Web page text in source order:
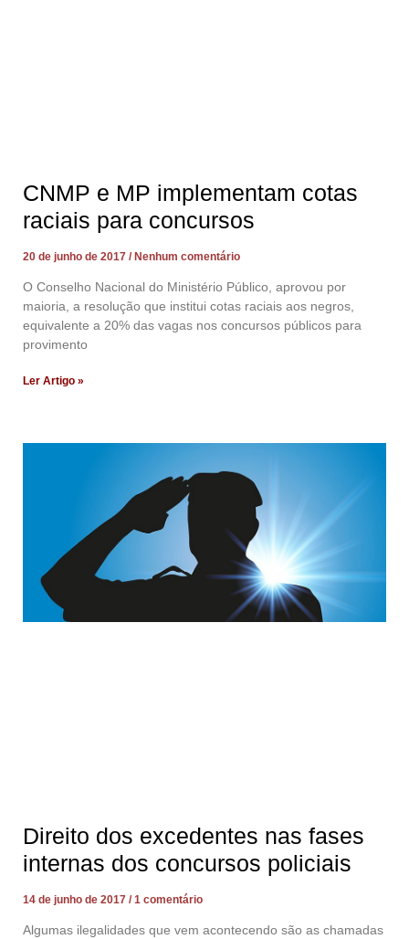
CNMP e MP implementam cotas
raciais para concursos
20 de junho de 2017 Nenhum comentário
O Conselho Nacional do Ministério Público, aprovou por
maioria, a resolução que institui cotas raciais aos negros,
equivalente a 20% das vagas nos concursos públicos para
provimento
Ler Artigo »
Direito dos excedentes nas fases
internas dos concursos policiais
14 de junho de 2017 1 comentário
Algumas ilegalidades que vem acontecendo são as chamadas